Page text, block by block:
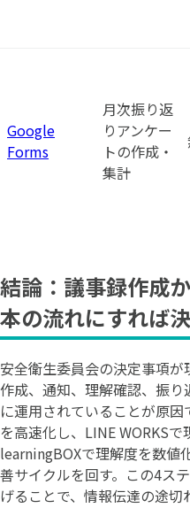
Google
Forms
月次振り返
りアンケー
トの作成・
集計
結論：議事録作成
本の流れにすれば
安全衛生委員会の決定事項
作成、通知、理解確認、振
に運用されていることが原
を高速化し、LINE WORKSで
learningBOXで理解度を数値
善サイクルを回す。この4ス
げることで、情報伝達の途切